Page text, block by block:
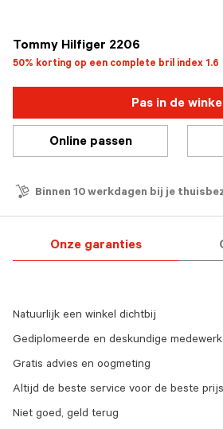
Tommy Hilfiger 2206
50% korting op een complete bril index 1.6
Pas in de
Online passen
Binnen 10 werkdagen bij je
Onze garanties
Natuurlijk een winkel dichtbij
Gediplomeerde en deskundige
Gratis advies en oogmeting
Altijd de beste service voor de beste prijs
Niet goed, geld terug